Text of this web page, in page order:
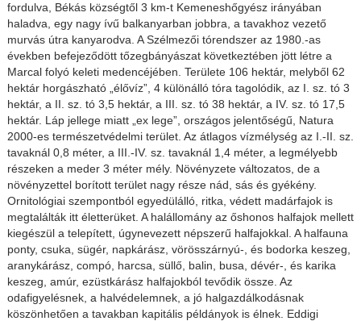
fordulva, Békás községtől 3 km-t Kemeneshőgyész irányában
haladva, egy nagy ívű balkanyarban jobbra, a tavakhoz vezető
murvás útra kanyarodva. A Szélmezői tórendszer az 1980.-as
években befejeződött tőzegbányászat következtében jött létre a
Marcal folyó keleti medencéjében. Területe 106 hektár, melyből 62
hektár horgászható „élővíz”, 4 különálló tóra tagolódik, az I. sz. tó 3
hektár, a II. sz. tó 3,5 hektár, a III. sz. tó 38 hektár, a IV. sz. tó 17,5
hektár. Láp jellege miatt „ex lege”, országos jelentőségű, Natura
2000-es természetvédelmi terület. Az átlagos vízmélység az I.-II. sz.
tavaknál 0,8 méter, a III.-IV. sz. tavaknál 1,4 méter, a legmélyebb
részeken a meder 3 méter mély. Növényzete változatos, de a
növényzettel borított terület nagy része nád, sás és gyékény.
Ornitológiai szempontból egyedülálló, ritka, védett madárfajok is
megtalálták itt életterüket. A halállomány az őshonos halfajok mellett
kiegészül a telepített, úgynevezett népszerű halfajokkal. A halfauna
ponty, csuka, sügér, napkárász, vörösszárnyú-, és bodorka keszeg,
aranykárász, compó, harcsa, süllő, balin, busa, dévér-, és karika
keszeg, amúr, ezüstkárász halfajokból tevődik össze. Az
odafigyelésnek, a halvédelemnek, a jó halgazdálkodásnak
köszönhetően a tavakban kapitális példányok is élnek. Eddigi